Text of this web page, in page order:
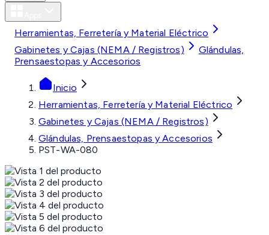
Herramientas, Ferretería y Material Eléctrico
Gabinetes y Cajas (NEMA / Registros)
Glándulas,
Prensaestopas y Accesorios
Inicio
Herramientas, Ferretería y Material Eléctrico
Gabinetes y Cajas (NEMA / Registros)
Glándulas, Prensaestopas y Accesorios
PST-WA-080